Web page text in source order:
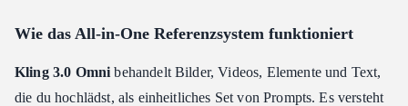
Wie das All-in-One Referenzsystem funktioniert
Kling 3.0 Omni behandelt Bilder, Videos, Elemente und Text,
die du hochlädst, als einheitliches Set von Prompts. Es versteht